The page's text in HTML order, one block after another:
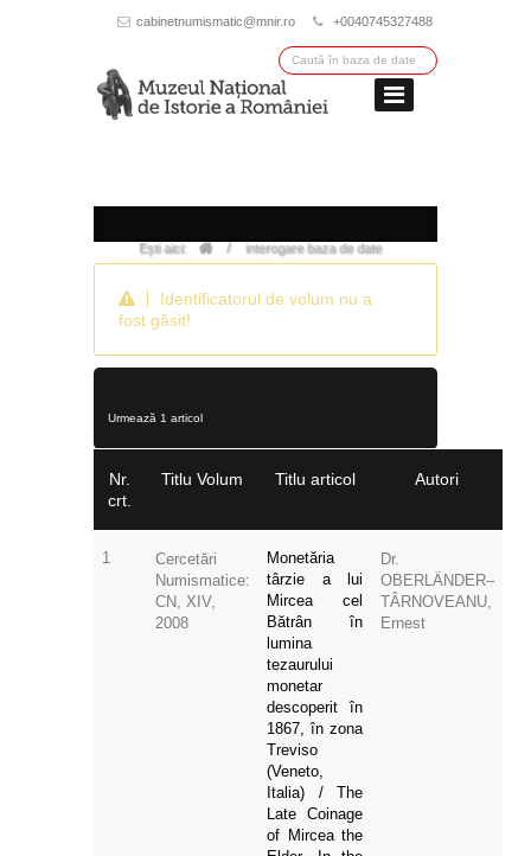
cabinetnumismatic@mnir.ro +0040745327488
Ești aici: / interogare baza de date
Identificatorul de volum nu a
fost găsit!
Urmează 1 articol
Nr.
crt.
Titlu Volum Titlu articol Autori
1
Cercetări
Numismatice:
CN, XIV,
2008
Monetăria
târzie a lui
Mircea cel
Bătrân în
lumina
tezaurului
monetar
descoperit în
1867, în zona
Treviso
(Veneto,
Italia) / The
Late Coinage
of Mircea the
Dr.
OBERLÄNDER–
TÂRNOVEANU,
Ernest